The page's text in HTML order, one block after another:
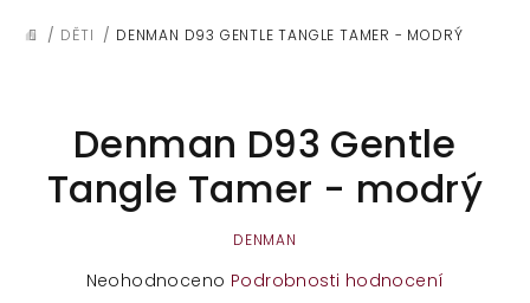
DOMŮ
/ DĚTI / DENMAN D93 GENTLE TANGLE TAMER - MODRÝ
Denman D93 Gentle
Tangle Tamer - modrý
DENMAN
Průměrné
Neohodnoceno Podrobnosti hodnocení